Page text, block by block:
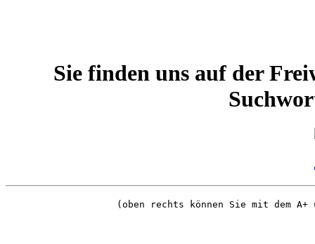
Sie finden uns auf der
(oben rechts können Sie mit dem